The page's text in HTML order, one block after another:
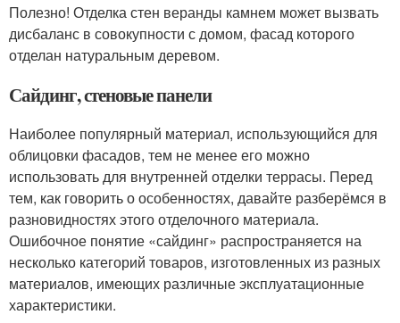
Полезно! Отделка стен веранды камнем может вызвать
дисбаланс в совокупности с домом, фасад которого
отделан натуральным деревом.
Сайдинг, стеновые панели
Наиболее популярный материал, использующийся для
облицовки фасадов, тем не менее его можно
использовать для внутренней отделки террасы. Перед
тем, как говорить о особенностях, давайте разберёмся в
разновидностях этого отделочного материала.
Ошибочное понятие «сайдинг» распространяется на
несколько категорий товаров, изготовленных из разных
материалов, имеющих различные эксплуатационные
характеристики.